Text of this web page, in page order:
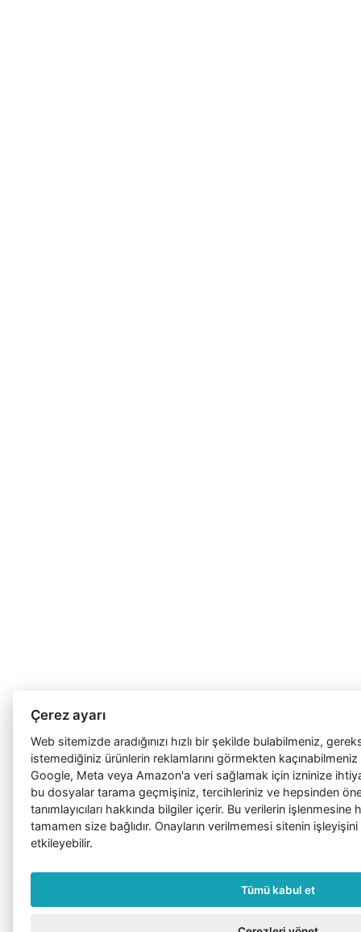
Çerez ayarı
Web sitemizde aradığınızı hızlı bir şekilde bulabilmeniz,
istemediğiniz ürünlerin reklamlarını görmekten
Google, Meta veya Amazon'a veri sağlamak için izninize
bu dosyalar tarama geçmişiniz, tercihleriniz ve hepsinden
tanımlayıcıları hakkında bilgiler içerir. Bu verilerin
tamamen size bağlıdır. Onayların verilmemesi sitenin
etkileyebilir.
Tümü kabul et